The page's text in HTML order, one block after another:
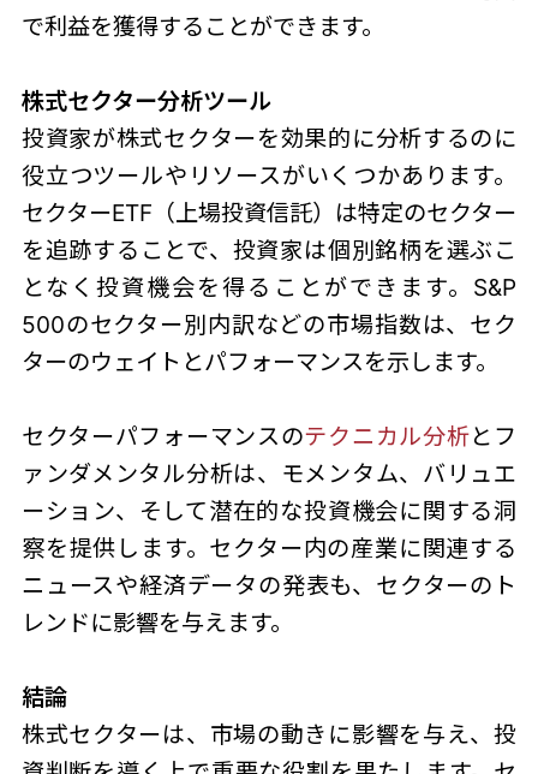
で利益を獲得することができます。
株式セクター分析ツール
投資家が株式セクターを効果的に分析するのに
役立つツールやリソースがいくつかあります。
セクターETF（上場投資信託）は特定のセクター
を追跡することで、投資家は個別銘柄を選ぶこ
となく投資機会を得ることができます。S&P
500のセクター別内訳などの市場指数は、セク
ターのウェイトとパフォーマンスを示します。
セクターパフォーマンスのテクニカル分析とフ
ァンダメンタル分析は、モメンタム、バリュエ
ーション、そして潜在的な投資機会に関する洞
察を提供します。セクター内の産業に関連する
ニュースや経済データの発表も、セクターのト
レンドに影響を与えます。
結論
株式セクターは、市場の動きに影響を与え、投